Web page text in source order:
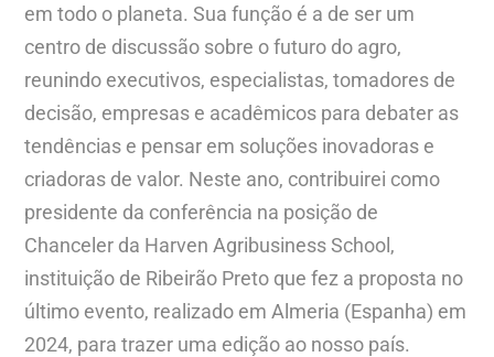
em todo o planeta. Sua função é a de ser um
centro de discussão sobre o futuro do agro,
reunindo executivos, especialistas, tomadores de
decisão, empresas e acadêmicos para debater as
tendências e pensar em soluções inovadoras e
criadoras de valor. Neste ano, contribuirei como
presidente da conferência na posição de
Chanceler da Harven Agribusiness School,
instituição de Ribeirão Preto que fez a proposta no
último evento, realizado em Almeria (Espanha) em
2024, para trazer uma edição ao nosso país.